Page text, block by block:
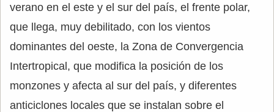
verano en el este y el sur del país, el frente polar,
que llega, muy debilitado, con los vientos
dominantes del oeste, la Zona de Convergencia
Intertropical, que modifica la posición de los
monzones y afecta al sur del país, y diferentes
anticiclones locales que se instalan sobre el